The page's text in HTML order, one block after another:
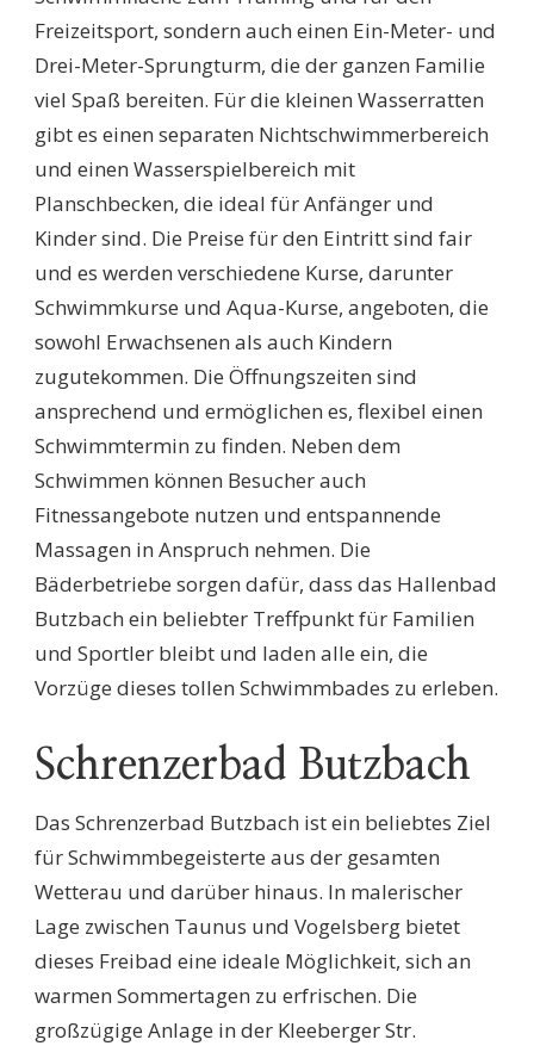
Freizeitsport, sondern auch einen Ein-Meter- und
Drei-Meter-Sprungturm, die der ganzen Familie
viel Spaß bereiten. Für die kleinen Wasserratten
gibt es einen separaten Nichtschwimmerbereich
und einen Wasserspielbereich mit
Planschbecken, die ideal für Anfänger und
Kinder sind. Die Preise für den Eintritt sind fair
und es werden verschiedene Kurse, darunter
Schwimmkurse und Aqua-Kurse, angeboten, die
sowohl Erwachsenen als auch Kindern
zugutekommen. Die Öffnungszeiten sind
ansprechend und ermöglichen es, flexibel einen
Schwimmtermin zu finden. Neben dem
Schwimmen können Besucher auch
Fitnessangebote nutzen und entspannende
Massagen in Anspruch nehmen. Die
Bäderbetriebe sorgen dafür, dass das Hallenbad
Butzbach ein beliebter Treffpunkt für Familien
und Sportler bleibt und laden alle ein, die
Vorzüge dieses tollen Schwimmbades zu erleben.
Schrenzerbad Butzbach
Das Schrenzerbad Butzbach ist ein beliebtes Ziel
für Schwimmbegeisterte aus der gesamten
Wetterau und darüber hinaus. In malerischer
Lage zwischen Taunus und Vogelsberg bietet
dieses Freibad eine ideale Möglichkeit, sich an
warmen Sommertagen zu erfrischen. Die
großzügige Anlage in der Kleeberger Str.